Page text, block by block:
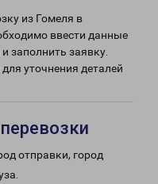
из Гомеля в
ввести данные
заполнить заявку.
уточнения деталей
отправки, город